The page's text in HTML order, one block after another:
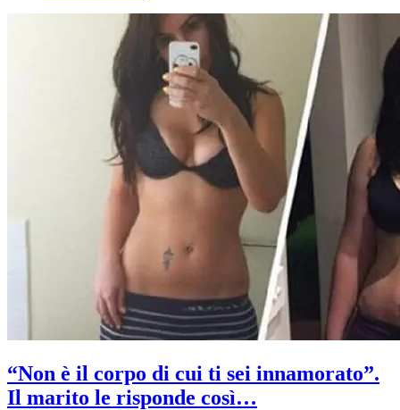
“Non è il corpo di cui ti sei innamorato”.
Il marito le risponde così…